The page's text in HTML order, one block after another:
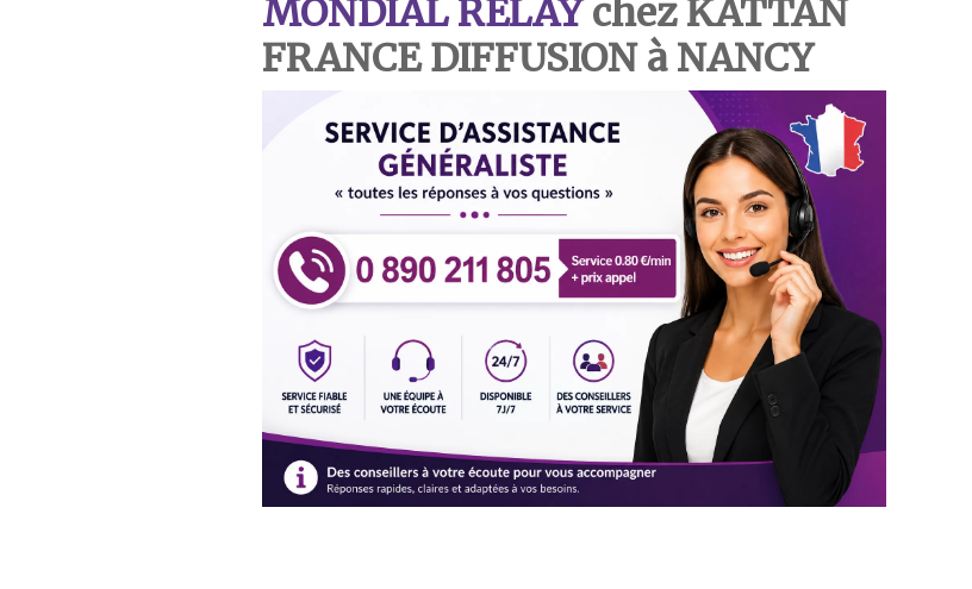
MONDIAL RELAYchez KATTAN
FRANCE DIFFUSION à NANCY